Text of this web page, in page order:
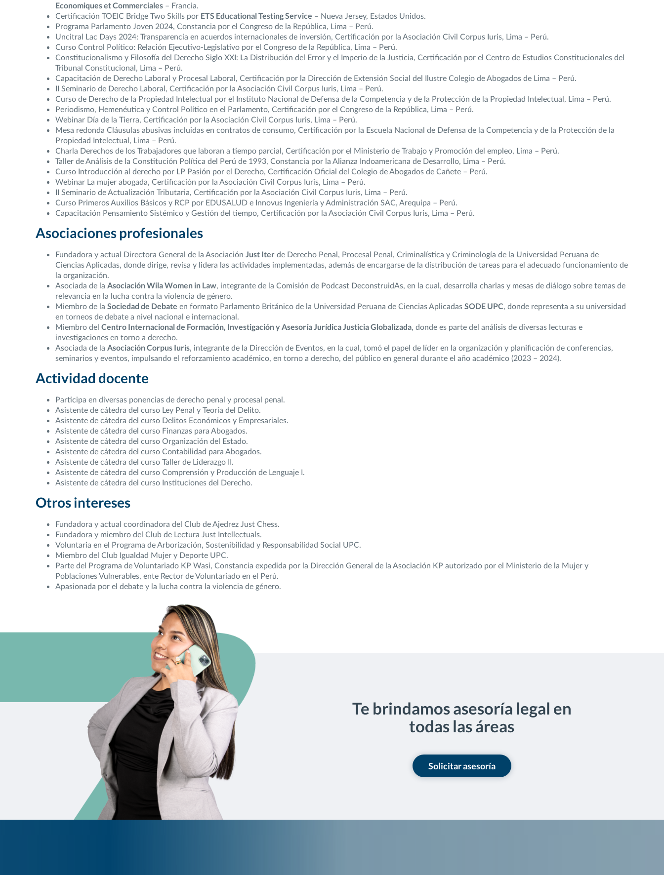
Economiques et Commerciales – Francia.
Certificación TOEIC Bridge Two Skills por ETS Educational Testing Service – Nueva Jersey, Estados Unidos.
Programa Parlamento Joven 2024, Constancia por el Congreso de la República, Lima – Perú.
Uncitral Lac Days 2024: Transparencia en acuerdos internacionales de inversión, Certificación por la Asociación Civil Corpus Iuris, Lima – Perú.
Curso Control Político: Relación Ejecutivo-Legislativo por el Congreso de la República, Lima – Perú.
Constitucionalismo y Filosofía del Derecho Siglo XXI: La Distribución del Error y el Imperio de la Justicia, Certificación por el Centro de Estudios Constitucionales del
Tribunal Constitucional, Lima – Perú.
Capacitación de Derecho Laboral y Procesal Laboral, Certificación por la Dirección de Extensión Social del Ilustre Colegio de Abogados de Lima – Perú.
II Seminario de Derecho Laboral, Certificación por la Asociación Civil Corpus Iuris, Lima – Perú.
Curso de Derecho de la Propiedad Intelectual por el Instituto Nacional de Defensa de la Competencia y de la Protección de la Propiedad Intelectual, Lima – Perú.
Periodismo, Hemenéutica y Control Político en el Parlamento, Certificación por el Congreso de la República, Lima – Perú.
Webinar Día de la Tierra, Certificación por la Asociación Civil Corpus Iuris, Lima – Perú.
Mesa redonda Cláusulas abusivas incluidas en contratos de consumo, Certificación por la Escuela Nacional de Defensa de la Competencia y de la Protección de la
Propiedad Intelectual, Lima – Perú.
Charla Derechos de los Trabajadores que laboran a tiempo parcial, Certificación por el Ministerio de Trabajo y Promoción del empleo, Lima – Perú.
Taller de Análisis de la Constitución Política del Perú de 1993, Constancia por la Alianza Indoamericana de Desarrollo, Lima – Perú.
Curso Introducción al derecho por LP Pasión por el Derecho, Certificación Oficial del Colegio de Abogados de Cañete – Perú.
Webinar La mujer abogada, Certificación por la Asociación Civil Corpus Iuris, Lima – Perú.
II Seminario de Actualización Tributaria, Certificación por la Asociación Civil Corpus Iuris, Lima – Perú.
Curso Primeros Auxilios Básicos y RCP por EDUSALUD e Innovus Ingeniería y Administración SAC, Arequipa – Perú.
Capacitación Pensamiento Sistémico y Gestión del tiempo, Certificación por la Asociación Civil Corpus Iuris, Lima – Perú.
Asociaciones profesionales
Fundadora y actual Directora General de la Asociación Just Iter de Derecho Penal, Procesal Penal, Criminalística y Criminología de la Universidad Peruana de
Ciencias Aplicadas, donde dirige, revisa y lidera las actividades implementadas, además de encargarse de la distribución de tareas para el adecuado funcionamiento de
la organización.
Asociada de la Asociación Wila Women in Law, integrante de la Comisión de Podcast DeconstruidAs, en la cual, desarrolla charlas y mesas de diálogo sobre temas de
relevancia en la lucha contra la violencia de género.
Miembro de la Sociedad de Debate en formato Parlamento Británico de la Universidad Peruana de Ciencias Aplicadas SODE UPC, donde representa a su universidad
en torneos de debate a nivel nacional e internacional.
Miembro del Centro Internacional de Formación, Investigación y Asesoría Jurídica Justicia Globalizada, donde es parte del análisis de diversas lecturas e
investigaciones en torno a derecho.
Asociada de la Asociación Corpus Iuris, integrante de la Dirección de Eventos, en la cual, tomó el papel de líder en la organización y planificación de conferencias,
seminarios y eventos, impulsando el reforzamiento académico, en torno a derecho, del público en general durante el año académico (2023 – 2024).
Actividad docente
Participa en diversas ponencias de derecho penal y procesal penal.
Asistente de cátedra del curso Ley Penal y Teoría del Delito.
Asistente de cátedra del curso Delitos Económicos y Empresariales.
Asistente de cátedra del curso Finanzas para Abogados.
Asistente de cátedra del curso Organización del Estado.
Asistente de cátedra del curso Contabilidad para Abogados.
Asistente de cátedra del curso Taller de Liderazgo II.
Asistente de cátedra del curso Comprensión y Producción de Lenguaje I.
Asistente de cátedra del curso Instituciones del Derecho.
Otros intereses
Fundadora y actual coordinadora del Club de Ajedrez Just Chess.
Fundadora y miembro del Club de Lectura Just Intellectuals.
Voluntaria en el Programa de Arborización, Sostenibilidad y Responsabilidad Social UPC.
Miembro del Club Igualdad Mujer y Deporte UPC.
Parte del Programa de Voluntariado KP Wasi, Constancia expedida por la Dirección General de la Asociación KP autorizado por el Ministerio de la Mujer y
Poblaciones Vulnerables, ente Rector de Voluntariado en el Perú.
Apasionada por el debate y la lucha contra la violencia de género.
Te brindamos asesoría legal en
todas las áreas
Solicitar asesoría